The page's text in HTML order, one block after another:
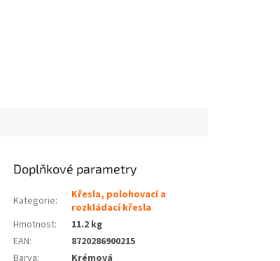
Doplňkové parametry
Kategorie:
Křesla, polohovací a
rozkládací křesla
Hmotnost:
11.2 kg
EAN:
8720286900215
Barva:
Krémová